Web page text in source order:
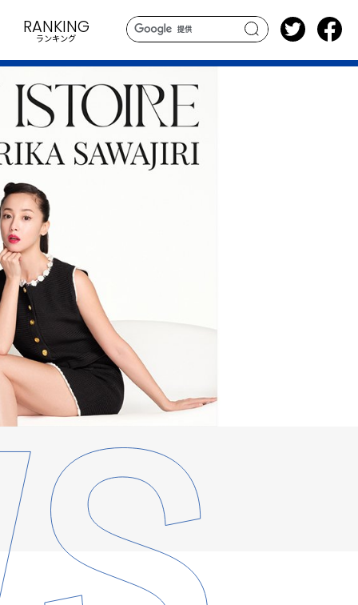
search
RANKING
ランキング